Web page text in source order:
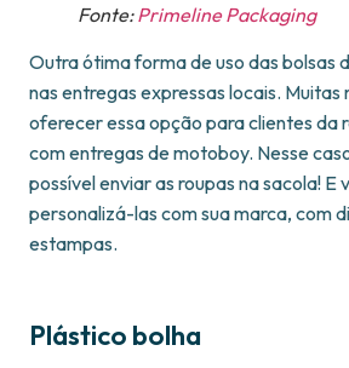
Fonte:Primeline Packaging
Outra ótima forma de uso das bolsas
nas entregas expressas locais.
oferecer essa opção para clientes da
com entregas de motoboy. Nesse
possível enviar as roupas na sacola! E
personalizá-las com sua marca, com
estampas.
Plástico bolha